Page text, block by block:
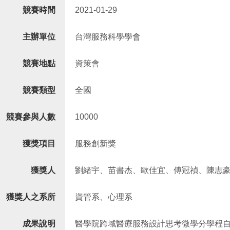
競賽時間 2021-01-29
主辦單位 台灣服務科學學會
競賽地點 資策會
競賽類型 全國
競賽參與人數 10000
獲獎項目 服務創新獎
獲獎人 劉緒宇、苗書杰、歐佳宜、傅冠禎、陳志
獲獎人之系所 資管系、心理系
成果說明 醫學院跨域醫療服務設計思考微學分學程